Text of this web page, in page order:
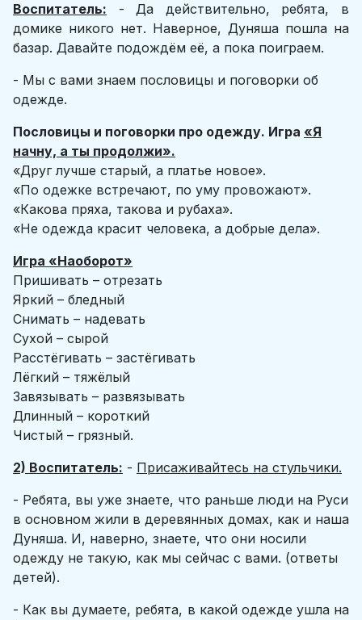
Воспитатель: - Да действительно, ребята, в
домике никого нет. Наверное, Дуняша пошла на
базар. Давайте подождём её, а пока поиграем.
- Мы с вами знаем пословицы и поговорки об
одежде.
Пословицы и поговорки про одежду. Игра «Я
начну, а ты продолжи».
«Друг лучше старый, а платье новое».
«По одежке встречают, по уму провожают».
«Какова пряха, такова и рубаха».
«Не одежда красит человека, а добрые дела».
Игра «Наоборот»
Пришивать – отрезать
Яркий – бледный
Снимать – надевать
Сухой – сырой
Расстёгивать – застёгивать
Лёгкий – тяжёлый
Завязывать – развязывать
Длинный – короткий
Чистый – грязный.
2) Воспитатель: - Присаживайтесь на стульчики.
- Ребята, вы уже знаете, что раньше люди на Руси
в основном жили в деревянных домах, как и наша
Дуняша. И, наверно, знаете, что они носили
одежду не такую, как мы сейчас с вами. (ответы
детей).
- Как вы думаете, ребята, в какой одежде ушла на